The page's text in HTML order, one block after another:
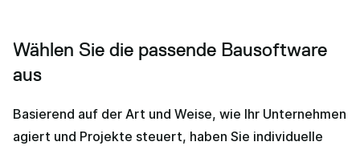
Wählen Sie die passende Bausoftware
aus
Basierend auf der Art und Weise, wie Ihr Unternehmen
agiert und Projekte steuert, haben Sie individuelle